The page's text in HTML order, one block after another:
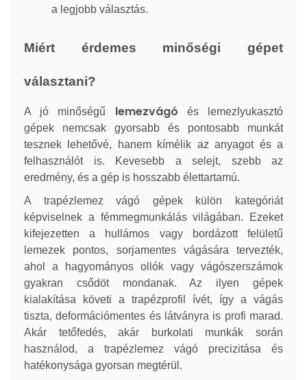
a legjobb választás.
Miért érdemes minőségi gépet
választani?
A jó minőségű lemezvágó és lemezlyukasztó
gépek nemcsak gyorsabb és pontosabb munkát
tesznek lehetővé, hanem kímélik az anyagot és a
felhasználót is. Kevesebb a selejt, szebb az
eredmény, és a gép is hosszabb élettartamú.
A trapézlemez vágó gépek külön kategóriát
képviselnek a fémmegmunkálás világában. Ezeket
kifejezetten a hullámos vagy bordázott felületű
lemezek pontos, sorjamentes vágására tervezték,
ahol a hagyományos ollók vagy vágószerszámok
gyakran csődöt mondanak. Az ilyen gépek
kialakítása követi a trapézprofil ívét, így a vágás
tiszta, deformációmentes és látványra is profi marad.
Akár tetőfedés, akár burkolati munkák során
használod, a trapézlemez vágó precizitása és
hatékonysága gyorsan megtérül.